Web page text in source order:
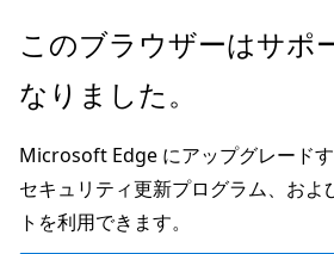
メ
ン
ン
テ
ン
このブラウザーはサポ
なりました。
Microsoft Edge にアップグレードす
セキュリティ更新プログラム、およ
トを利用できます。